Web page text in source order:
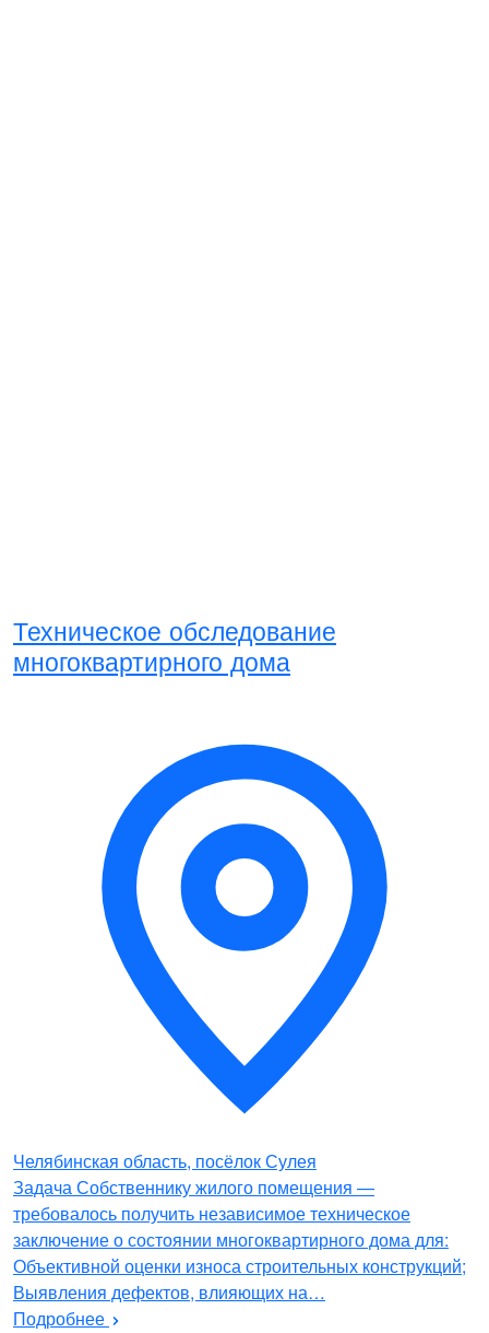
Техническое обследование
многоквартирного дома
Челябинская область, посёлок Сулея
Задача Собственнику жилого помещения —
требовалось получить независимое техническое
заключение о состоянии многоквартирного дома для:
Объективной оценки износа строительных конструкций;
Выявления дефектов, влияющих на…
Подробнее